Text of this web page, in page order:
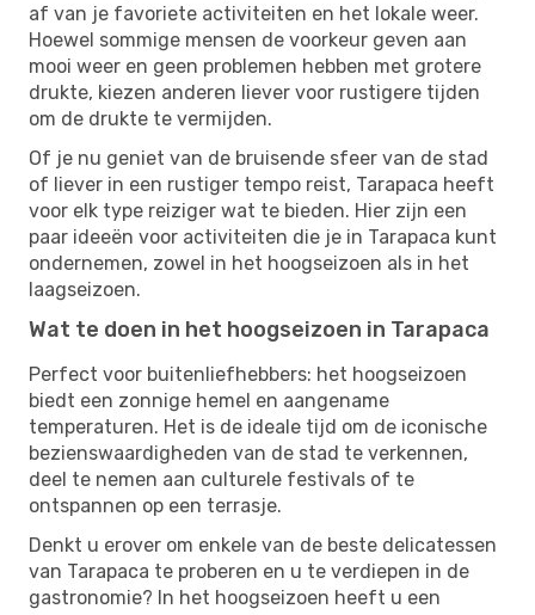
af van je favoriete activiteiten en het lokale weer.
Hoewel sommige mensen de voorkeur geven aan
mooi weer en geen problemen hebben met grotere
drukte, kiezen anderen liever voor rustigere tijden
om de drukte te vermijden.
Of je nu geniet van de bruisende sfeer van de stad
of liever in een rustiger tempo reist, Tarapaca heeft
voor elk type reiziger wat te bieden. Hier zijn een
paar ideeën voor activiteiten die je in Tarapaca kunt
ondernemen, zowel in het hoogseizoen als in het
laagseizoen.
Wat te doen in het hoogseizoen in Tarapaca
Perfect voor buitenliefhebbers: het hoogseizoen
biedt een zonnige hemel en aangename
temperaturen. Het is de ideale tijd om de iconische
bezienswaardigheden van de stad te verkennen,
deel te nemen aan culturele festivals of te
ontspannen op een terrasje.
Denkt u erover om enkele van de beste delicatessen
van Tarapaca te proberen en u te verdiepen in de
gastronomie? In het hoogseizoen heeft u een